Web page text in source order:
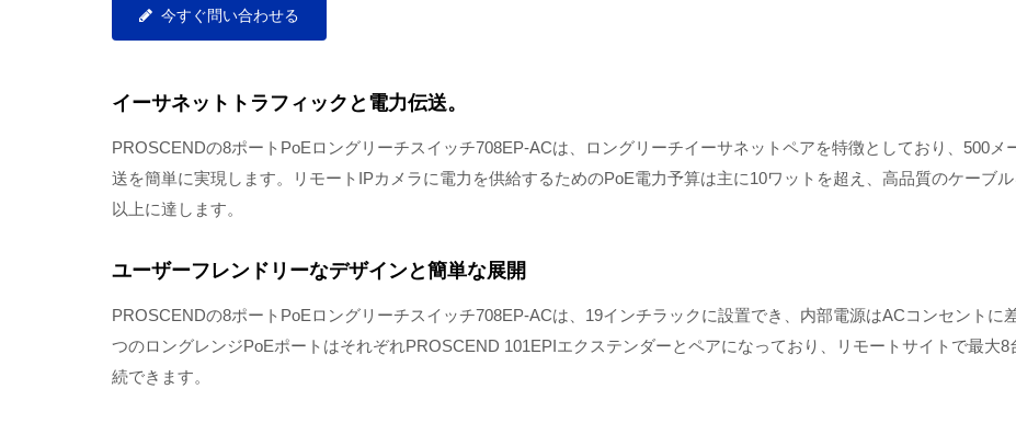
今すぐ問い合わせる
イーサネットトラフィックと電力伝送。
PROSCENDの8ポートPoEロングリーチスイッチ708EP-ACは、ロングリーチイーサネットペアを特徴としており、500
送を簡単に実現します。リモートIPカメラに電力を供給するためのPoE電力予算は主に10ワットを超え、高品質のケーブ
以上に達します。
ユーザーフレンドリーなデザインと簡単な展開
PROSCENDの8ポートPoEロングリーチスイッチ708EP-ACは、19インチラックに設置でき、内部電源はACコンセントに
つのロングレンジPoEポートはそれぞれPROSCEND 101EPIエクステンダーとペアになっており、リモートサイトで最大
続できます。